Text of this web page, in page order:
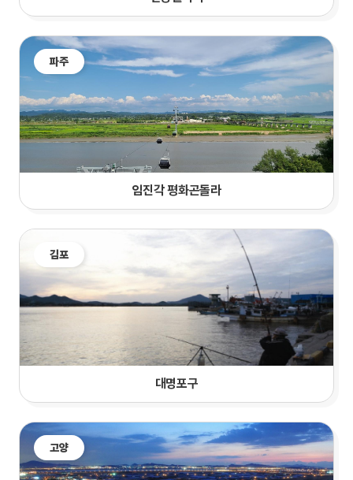
파주
임진각 평화곤돌라
김포
대명포구
고양